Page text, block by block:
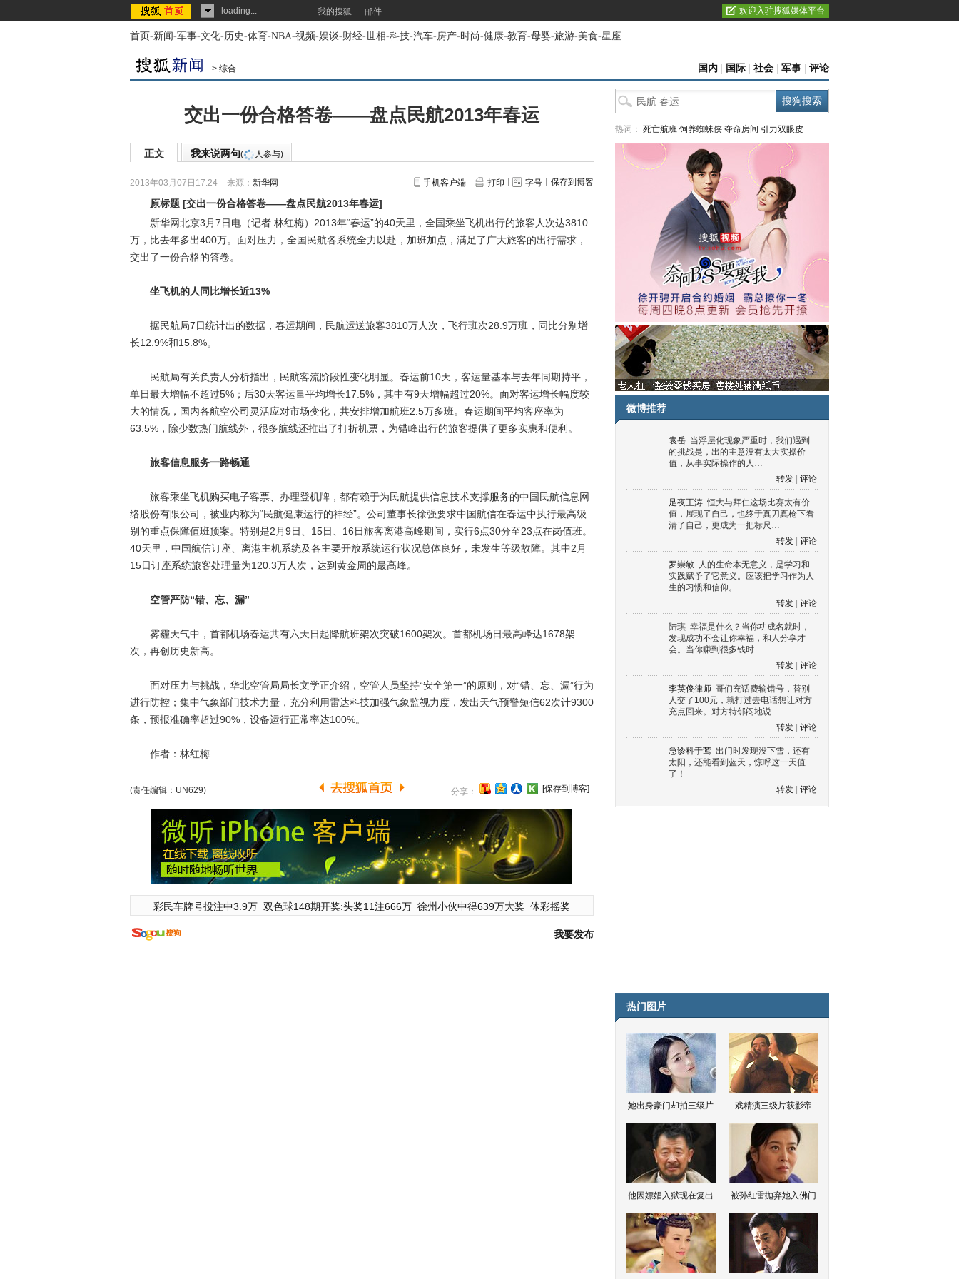
loading... 我的搜狐 邮件 欢迎入驻搜狐媒体平台
首页-新闻-军事-文化-历史-体育-NBA-视频-娱谈-财经-世相-科技-汽车-房产-时尚-健康-教育-母婴-旅游-美食-星座
> 综合 国内 国际 社会 军事 评论
交出一份合格答卷——盘点民航2013年春运
正文 我来说两句( 人参与)
2013年03月07日17:24 来源： 新华网 手机客户端 打印 字号 保存到博客
原标题 [交出一份合格答卷——盘点民航2013年春运]
新华网北京3月7日电（记者 林红梅）2013年“春运”的40天里，全国乘坐飞机出行的旅客人次达3810
万，比去年多出400万。面对压力，全国民航各系统全力以赴，加班加点，满足了广大旅客的出行需求，
交出了一份合格的答卷。
坐飞机的人同比增长近13%
据民航局7日统计出的数据，春运期间，民航运送旅客3810万人次，飞行班次28.9万班，同比分别增
长12.9%和15.8%。
民航局有关负责人分析指出，民航客流阶段性变化明显。春运前10天，客运量基本与去年同期持平，
单日最大增幅不超过5%；后30天客运量平均增长17.5%，其中有9天增幅超过20%。面对客运增长幅度较
大的情况，国内各航空公司灵活应对市场变化，共安排增加航班2.5万多班。春运期间平均客座率为
63.5%，除少数热门航线外，很多航线还推出了打折机票，为错峰出行的旅客提供了更多实惠和便利。
旅客信息服务一路畅通
旅客乘坐飞机购买电子客票、办理登机牌，都有赖于为民航提供信息技术支撑服务的中国民航信息网
络股份有限公司，被业内称为“民航健康运行的神经”。公司董事长徐强要求中国航信在春运中执行最高级
别的重点保障值班预案。特别是2月9日、15日、16日旅客离港高峰期间，实行6点30分至23点在岗值班。
40天里，中国航信订座、离港主机系统及各主要开放系统运行状况总体良好，未发生等级故障。其中2月
15日订座系统旅客处理量为120.3万人次，达到黄金周的最高峰。
空管严防“错、忘、漏”
雾霾天气中，首都机场春运共有六天日起降航班架次突破1600架次。首都机场日最高峰达1678架
次，再创历史新高。
面对压力与挑战，华北空管局局长文学正介绍，空管人员坚持“安全第一”的原则，对“错、忘、漏”行为
进行防控；集中气象部门技术力量，充分利用雷达科技加强气象监视力度，发出天气预警短信62次计9300
条，预报准确率超过90%，设备运行正常率达100%。
作者：林红梅
(责任编辑：UN629) 分享： [保存到博客]
彩民车牌号投注中3.9万 双色球148期开奖:头奖11注666万 徐州小伙中得639万大奖 体彩摇奖
我要发布
热词： 死亡航班 饲养蜘蛛侠 夺命房间 引力双眼皮
微博推荐
袁岳 当浮层化现象严重时，我们遇到
的挑战是，出的主意没有太大实操价
值，从事实际操作的人…
转发
评论
足夜王涛 恒大与拜仁这场比赛太有价
值，展现了自己，也终于真刀真枪下看
清了自己，更成为一把标尺…
转发
评论
罗崇敏 人的生命本无意义，是学习和
实践赋予了它意义。应该把学习作为人
生的习惯和信仰。
转发
评论
陆琪 幸福是什么？当你功成名就时，
发现成功不会让你幸福，和人分享才
会。当你赚到很多钱时…
转发
评论
李英俊律师 哥们充话费输错号，替别
人交了100元，就打过去电话想让对方
充点回来。对方特郁闷地说…
转发
评论
急诊科于莺 出门时发现没下雪，还有
太阳，还能看到蓝天，惊呼这一天值
了！
转发
评论
热门图片
她出身豪门却拍三级片 戏精演三级片获影帝
他因嫖娼入狱现在复出 被孙红雷抛弃她入佛门